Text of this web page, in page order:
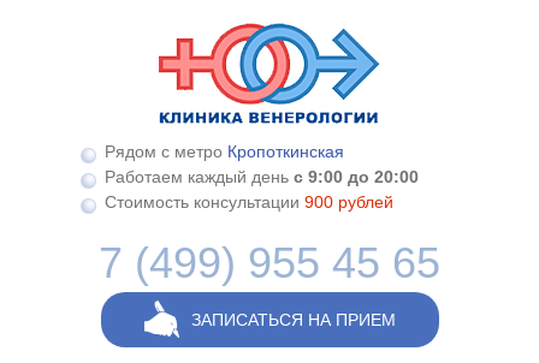
Рядом с метро Кропоткинская
Работаем каждый день с 9:00 до 20:00
Стоимость консультации 900 рублей
7 (499) 955 45 65
ЗАПИСАТЬСЯ НА ПРИЕМ